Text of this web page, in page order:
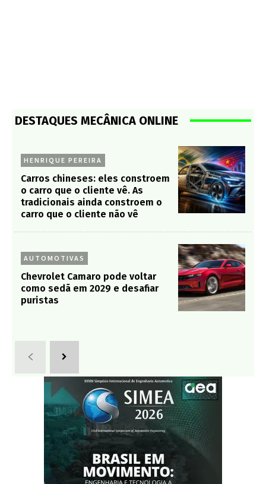
DESTAQUES MECÂNICA ONLINE
HENRIQUE PEREIRA
Carros chineses: eles constroem
o carro que o cliente vê. As
tradicionais ainda constroem o
carro que o cliente não vê
AUTOMOTIVAS
Chevrolet Camaro pode voltar
como sedã em 2029 e desafiar
puristas